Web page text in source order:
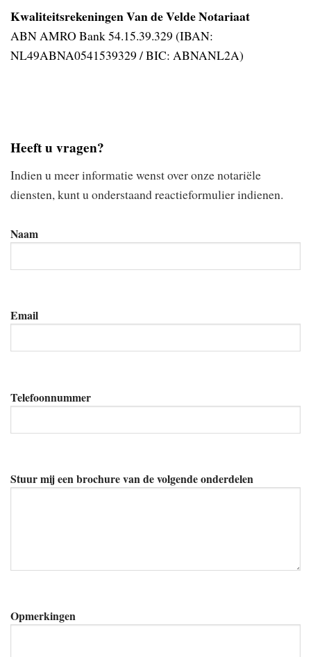
Kwaliteitsrekeningen Van de Velde Notariaat
ABN AMRO Bank 54.15.39.329 (IBAN:
NL49ABNA0541539329 / BIC: ABNANL2A)
Heeft u vragen?
Indien u meer informatie wenst over onze notariële
diensten, kunt u onderstaand reactieformulier indienen.
Naam
Email
Telefoonnummer
Stuur mij een brochure van de volgende onderdelen
Opmerkingen